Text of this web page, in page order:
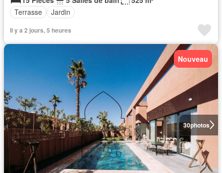
Terrasse
Jardin
Il y a 2 jours, 5 heures
30photos
Nouveau